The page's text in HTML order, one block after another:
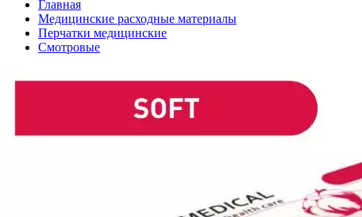
Главная
Медицинские расходные материалы
Перчатки медицинские
Смотровые